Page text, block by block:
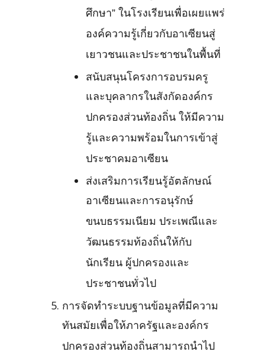
ศึกษา” ในโรงเรียนเพื่อเผยแพร่
องค์ความรู้เกี่ยวกับอาเซียนสู่
เยาวชนและประชาชนในพื้นที่
สนับสนุนโครงการอบรมครู
และบุคลากรในสังกัดองค์กร
ปกครองส่วนท้องถิ่น ให้มีความ
รู้และความพร้อมในการเข้าสู่
ประชาคมอาเซียน
ส่งเสริมการเรียนรู้อัตลักษณ์
อาเซียนและการอนุรักษ์
ขนบธรรมเนียม ประเพณีและ
วัฒนธรรมท้องถิ่นให้กับ
นักเรียน ผู้ปกครองและ
ประชาชนทั่วไป
การจัดทำระบบฐานข้อมูลที่มีความ
ทันสมัยเพื่อให้ภาครัฐและองค์กร
ปกครองส่วนท้องถิ่นสามารถนำไป